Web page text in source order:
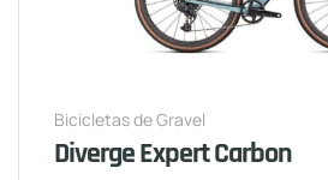
Bicicletas de Gravel
Diverge Expert Carbon